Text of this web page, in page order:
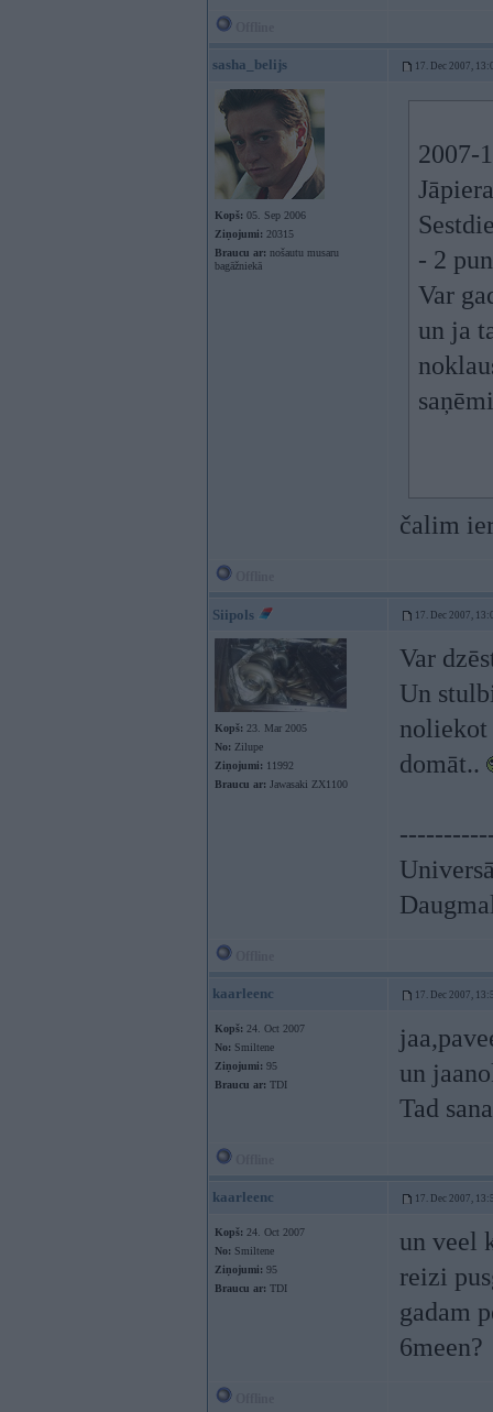
sasha_belijs 17. Dec 2007,
Kopš: 05. Sep 2006
Ziņojumi: 20315
Braucu ar: nošautu musaru
bagāžniekā
2007-
- 2
Var
un ja
čalim
Siipols 17. Dec 2007,
Kopš: 23. Mar 2005
No: Zilupe
Ziņojumi: 11992
Braucu ar: Jawasaki ZX1100
Var
Un
noliekot
domāt..
kaarleenc 17. Dec 2007,
Kopš: 24. Oct 2007
No: Smiltene
Ziņojumi: 95
Braucu ar: TDI
un
Tad
kaarleenc 17. Dec 2007,
Kopš: 24. Oct 2007
No: Smiltene
Ziņojumi: 95
Braucu ar: TDI
un veel
reizi
gadam
6meen?